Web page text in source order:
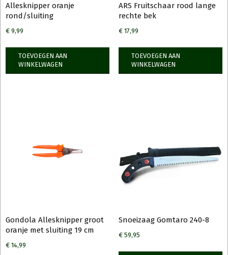
Allesknipper oranje
rond/sluiting
€ 9,99
TOEVOEGEN AAN
WINKELWAGEN
ARS Fruitschaar rood lange
rechte bek
€17,99
TOEVOEGEN AAN
WINKELWAGEN
Gondola Allesknipper groot
oranje met sluiting 19 cm
€ 14,99
Snoeizaag Gomtaro 240-8
€59,95